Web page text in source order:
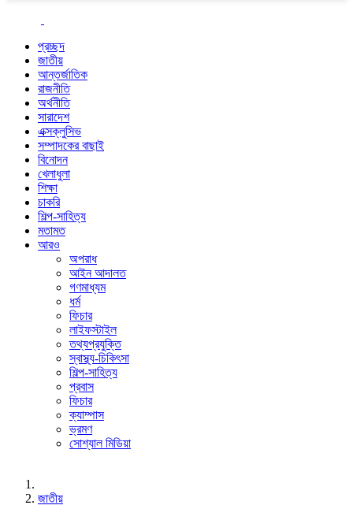
প্রচ্ছদ
জাতীয়
আন্তর্জাতিক
রাজনীতি
অর্থনীতি
সারাদেশ
এক্সক্লুসিভ
সম্পাদকের বাছাই
বিনোদন
খেলাধুলা
শিক্ষা
চাকরি
শিল্প-সাহিত্য
মতামত
আরও
অপরাধ
আইন আদালত
গণমাধ্যম
ধর্ম
ফিচার
লাইফস্টাইল
তথ্যপ্রযুক্তি
স্বাস্থ্য-চিকিৎসা
শিল্প-সাহিত্য
প্রবাস
ফিচার
ক্যাম্পাস
ভ্রমণ
সোশ্যাল মিডিয়া
জাতীয়